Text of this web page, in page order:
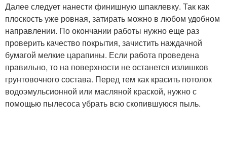
Далее следует нанести финишную шпаклевку. Так как
плоскость уже ровная, затирать можно в любом удобном
направлении. По окончании работы нужно еще раз
проверить качество покрытия, зачистить наждачной
бумагой мелкие царапины. Если работа проведена
правильно, то на поверхности не останется излишков
грунтовочного состава. Перед тем как красить потолок
водоэмульсионной или масляной краской, нужно с
помощью пылесоса убрать всю скопившуюся пыль.